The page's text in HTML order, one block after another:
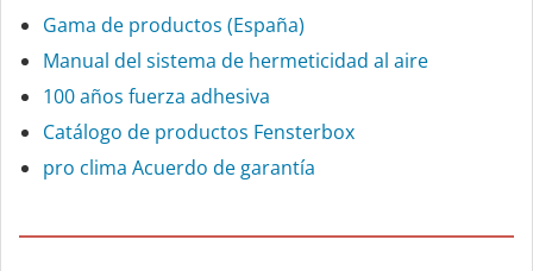
Gama de productos (España)
Manual del sistema de hermeticidad al aire
100 años fuerza ad­he­siva
Catálogo de productos Fensterbox
pro clima Acuerdo de garantía